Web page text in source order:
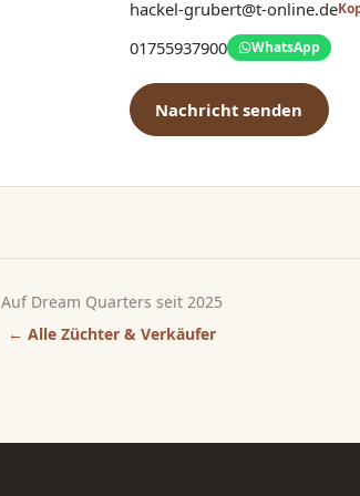
hackel-grubert@t-online.de
01755937900 WhatsApp
Nachricht senden
Auf Dream Quarters seit 2025
← Alle Züchter & Verkäufer